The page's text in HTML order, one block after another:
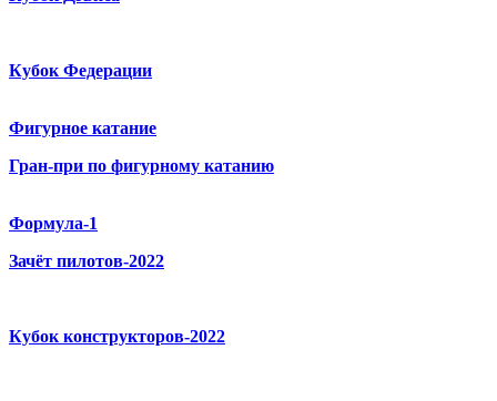
Кубок Федерации
Фигурное катание
Гран-при по фигурному катанию
Формула-1
Зачёт пилотов-2022
Кубок конструкторов-2022